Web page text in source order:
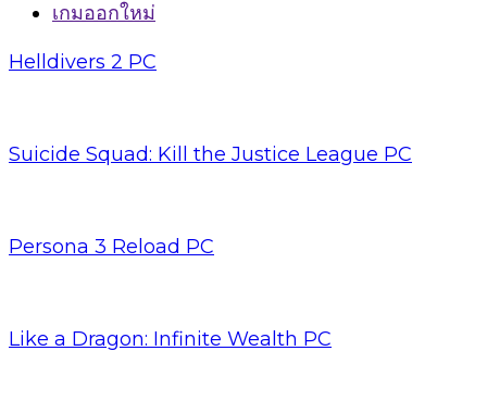
เกมออกใหม่
Helldivers 2 PC
Suicide Squad: Kill the Justice League PC
Persona 3 Reload PC
Like a Dragon: Infinite Wealth PC